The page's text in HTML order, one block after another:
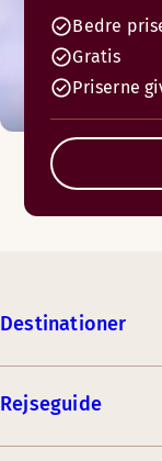
Bedre
Gratis
Priserne
Destinationer
Rejseguide